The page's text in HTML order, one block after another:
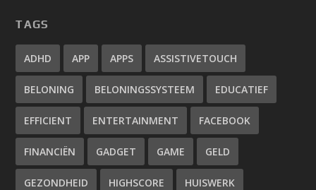
TAGS
ADHD APP APPS ASSISTIVETOUCH
BELONING BELONINGSSYSTEEM EDUCATIEF
EFFICIENT ENTERTAINMENT FACEBOOK
FINANCIËN GADGET GAME GELD
GEZONDHEID HIGHSCORE HUISWERK